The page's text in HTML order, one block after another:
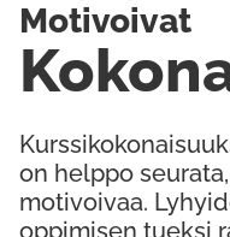
on helppo
motivoivaa.
oppimisen tueksi
Motivoivat